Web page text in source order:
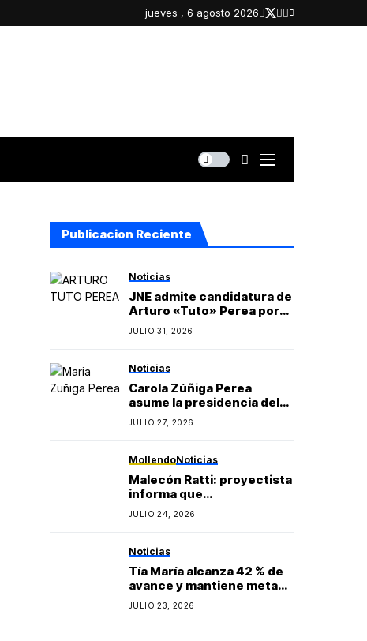
jueves , 6 agosto 2026
Publicacion Reciente
Noticias
JNE admite candidatura de
Arturo «Tuto» Perea por
Islay y oficializa lista
regional de Yo Arequipa
Gonzales
JULIO 31, 2026
Noticias
Carola Zúñiga Perea
asume la presidencia del
Rotary Club Puerto Bravo
Mollendo y anuncia
provincia de Islay
JULIO 27, 2026
MollendoNoticias
Malecón Ratti: proyectista
informa que
observaciones técnicas
mantienen paralizada la
agosto
JULIO 24, 2026
Noticias
Tía María alcanza 42 % de
avance y mantiene meta
de iniciar producción
durante 2027
JULIO 23, 2026